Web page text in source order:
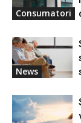
Consumatori
News